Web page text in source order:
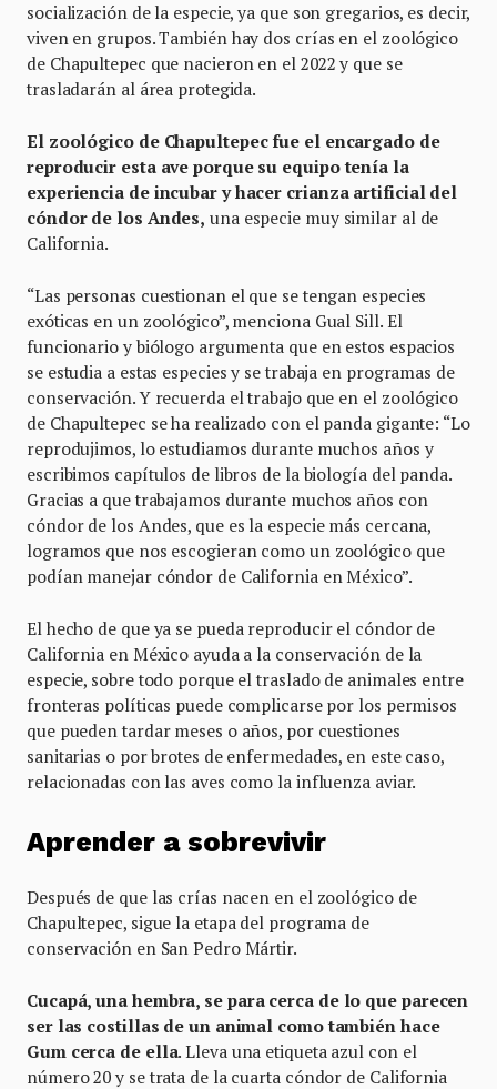
socialización de la especie, ya que son gregarios, es decir,
viven en grupos. También hay dos crías en el zoológico
de Chapultepec que nacieron en el 2022 y que se
trasladarán al área protegida.
El zoológico de Chapultepec fue el encargado de
reproducir esta ave porque su equipo tenía la
experiencia de incubar y hacer crianza artificial del
cóndor de los Andes, una especie muy similar al de
California.
“Las personas cuestionan el que se tengan especies
exóticas en un zoológico”, menciona Gual Sill. El
funcionario y biólogo argumenta que en estos espacios
se estudia a estas especies y se trabaja en programas de
conservación. Y recuerda el trabajo que en el zoológico
de Chapultepec se ha realizado con el panda gigante: “Lo
reprodujimos, lo estudiamos durante muchos años y
escribimos capítulos de libros de la biología del panda.
Gracias a que trabajamos durante muchos años con
cóndor de los Andes, que es la especie más cercana,
logramos que nos escogieran como un zoológico que
podían manejar cóndor de California en México”.
El hecho de que ya se pueda reproducir el cóndor de
California en México ayuda a la conservación de la
especie, sobre todo porque el traslado de animales entre
fronteras políticas puede complicarse por los permisos
que pueden tardar meses o años, por cuestiones
sanitarias o por brotes de enfermedades, en este caso,
relacionadas con las aves como la influenza aviar.
Aprender a sobrevivir
Después de que las crías nacen en el zoológico de
Chapultepec, sigue la etapa del programa de
conservación en San Pedro Mártir.
Cucapá, una hembra, se para cerca de lo que parecen
ser las costillas de un animal como también hace
Gum cerca de ella. Lleva una etiqueta azul con el
número 20 y se trata de la cuarta cóndor de California